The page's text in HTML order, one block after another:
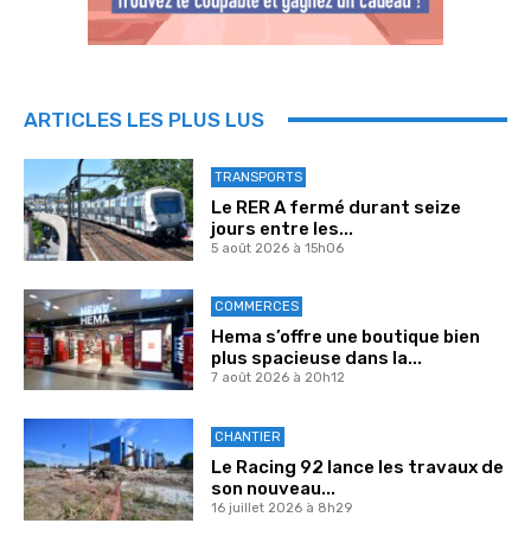
ARTICLES LES PLUS LUS
TRANSPORTS
Le RER A fermé durant seize
jours entre les...
5 août 2026 à 15h06
COMMERCES
Hema s’offre une boutique bien
plus spacieuse dans la...
7 août 2026 à 20h12
CHANTIER
Le Racing 92 lance les travaux de
son nouveau...
16 juillet 2026 à 8h29